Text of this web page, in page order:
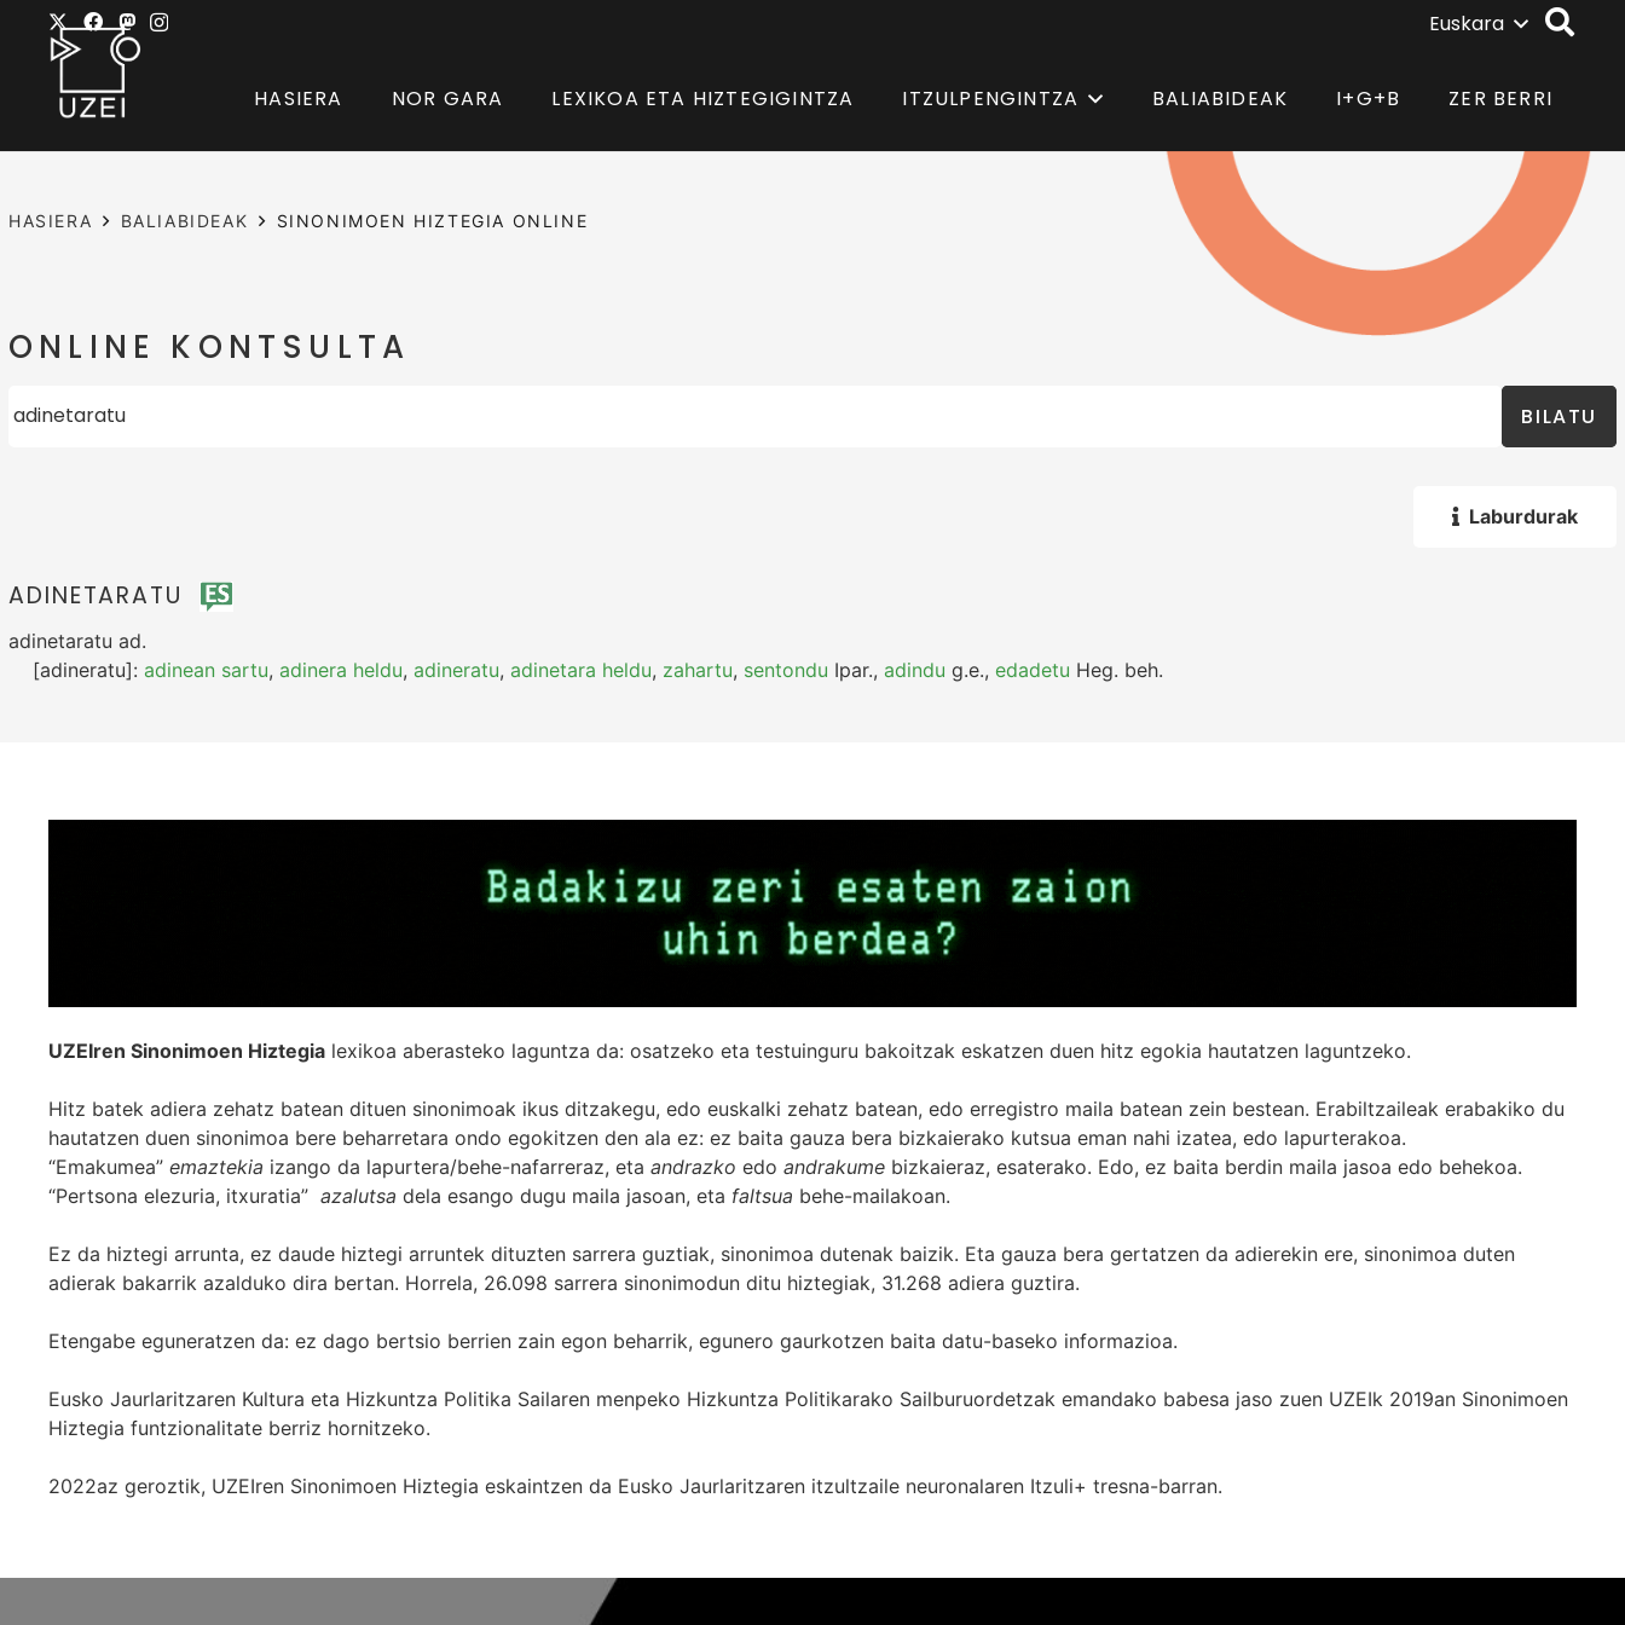
Euskara
HASIERA NOR GARA LEXIKOA ETA HIZTEGIGINTZA ITZULPENGINTZA BALIABIDEAK I+G+B ZER BERRI
HASIERA BALIABIDEAK SINONIMOEN HIZTEGIA ONLINE
ONLINE KONTSULTA
BILATU
Laburdurak
ADINETARATU
adinetaratu ad.
[adineratu]: adinean sartu, adinera heldu, adineratu, adinetara heldu, zahartu, sentondu Ipar., adindu g.e., edadetu Heg. beh.
UZEIren Sinonimoen Hiztegia lexikoa aberasteko laguntza da: osatzeko eta testuinguru bakoitzak eskatzen duen hitz egokia hautatzen laguntzeko.
Hitz batek adiera zehatz batean dituen sinonimoak ikus ditzakegu, edo euskalki zehatz batean, edo erregistro maila batean zein bestean. Erabiltzaileak erabakiko du
hautatzen duen sinonimoa bere beharretara ondo egokitzen den ala ez: ez baita gauza bera bizkaierako kutsua eman nahi izatea, edo lapurterakoa.
“Emakumea” emaztekia izango da lapurtera/behe-nafarreraz, eta andrazko edo andrakume bizkaieraz, esaterako. Edo, ez baita berdin maila jasoa edo behekoa.
“Pertsona elezuria, itxuratia” azalutsa dela esango dugu maila jasoan, eta faltsua behe-mailakoan.
Ez da hiztegi arrunta, ez daude hiztegi arruntek dituzten sarrera guztiak, sinonimoa dutenak baizik. Eta gauza bera gertatzen da adierekin ere, sinonimoa duten
adierak bakarrik azalduko dira bertan. Horrela, 26.098 sarrera sinonimodun ditu hiztegiak, 31.268 adiera guztira.
Etengabe eguneratzen da: ez dago bertsio berrien zain egon beharrik, egunero gaurkotzen baita datu-baseko informazioa.
Eusko Jaurlaritzaren Kultura eta Hizkuntza Politika Sailaren menpeko Hizkuntza Politikarako Sailburuordetzak emandako babesa jaso zuen UZEIk 2019an Sinonimoen
Hiztegia funtzionalitate berriz hornitzeko.
2022az geroztik, UZEIren Sinonimoen Hiztegia eskaintzen da Eusko Jaurlaritzaren itzultzaile neuronalaren Itzuli+ tresna-barran.